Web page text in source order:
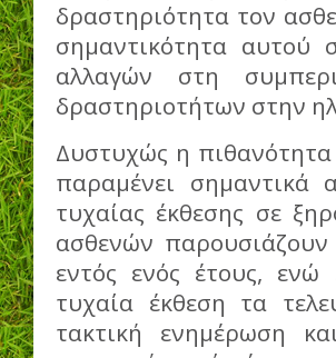
δραστηριότητα τον
σημαντικότητα αυτού
αλλαγών στη
δραστηριοτήτων στην
Δυστυχώς η
παραμένει σημαντικά
τυχαίας έκθεσης σε
ασθενών
εντός ενός έτους,
τυχαία έκθεση τα
τακτική ενημέρωση